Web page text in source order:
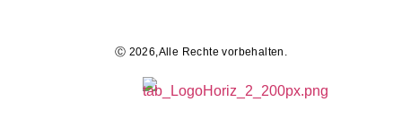
Ⓒ 2026,Alle Rechte vorbehalten.